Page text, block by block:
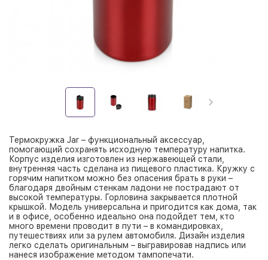
Термокружка Jar – функциональный аксессуар,
помогающий сохранять исходную температуру напитка.
Корпус изделия изготовлен из нержавеющей стали,
внутренняя часть сделана из пищевого пластика. Кружку с
горячим напитком можно без опасения брать в руки –
благодаря двойным стенкам ладони не пострадают от
высокой температуры. Горловина закрывается плотной
крышкой. Модель универсальна и пригодится как дома, так
и в офисе, особенно идеально она подойдет тем, кто
много времени проводит в пути – в командировках,
путешествиях или за рулем автомобиля. Дизайн изделия
легко сделать оригинальным – выгравировав надпись или
нанеся изображение методом тампопечати.